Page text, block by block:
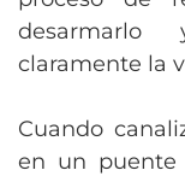
claramente la
Cuando
en un puente